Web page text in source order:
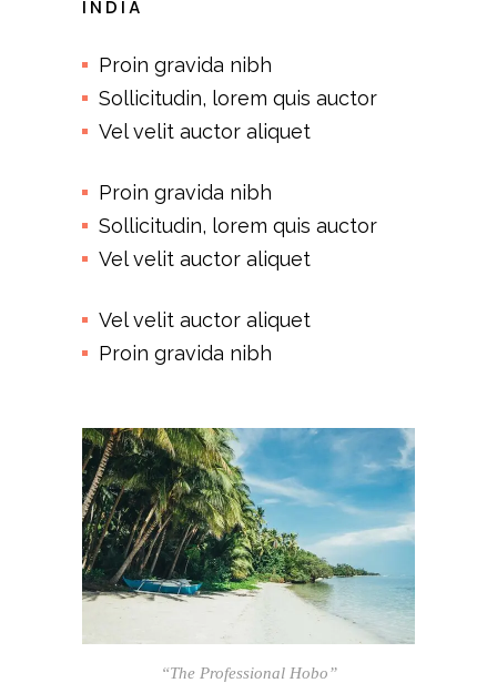
INDIA
Proin gravida nibh
Sollicitudin, lorem quis auctor
Vel velit auctor aliquet
Proin gravida nibh
Sollicitudin, lorem quis auctor
Vel velit auctor aliquet
Vel velit auctor aliquet
Proin gravida nibh
“The Professional Hobo”